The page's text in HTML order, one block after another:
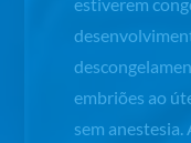
estiverem
embriões ao
sem anestesia.